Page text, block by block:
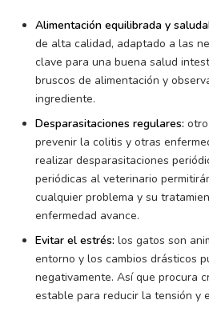
Alimentación equilibrada y
de alta calidad, adaptado a las
clave para una buena salud
bruscos de alimentación y
ingrediente.
Desparasitaciones regulares:
prevenir la colitis y otras
realizar desparasitaciones
periódicas al veterinario
cualquier problema y su
enfermedad avance.
Evitar el estrés: los gatos son
entorno y los cambios drásticos
negativamente. Así que procura
estable para reducir la tensión y